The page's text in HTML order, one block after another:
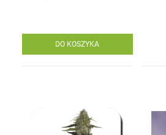
DO KOSZYKA